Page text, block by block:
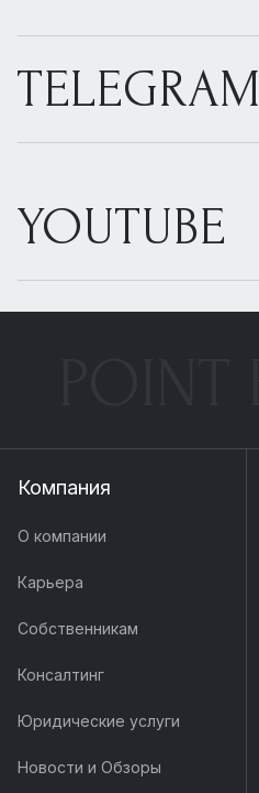
TELEGRAM
YOUTUBE
Компания
О компании
Карьера
Собственникам
Консалтинг
Юридические услуги
Новости и Обзоры